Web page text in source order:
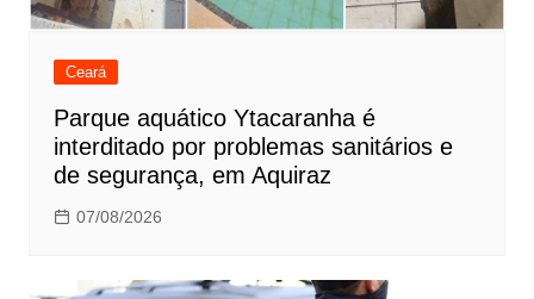
Ceará
Parque aquático Ytacaranha é
interditado por problemas sanitários e
de segurança, em Aquiraz
07/08/2026